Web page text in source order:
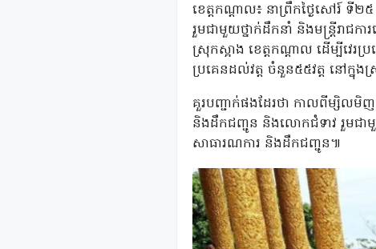
ខេត្តកណ្តាល៖ នាព្រឹកថ្ងៃសៅរ៍ ទី
រួមជាមួយថ្នាក់ដឹកនាំ និងមន្ត្រីរាជក
ស្រុកស្អាង ខេត្តកណ្តាល ដើម្បីវេ
ប្រគេនដល់វត្ត ចំនួន៥៥វត្ត នៅក្នុ
គួរបញ្ជាក់ផងដែរថា កាលពីម្សិលមិ
និងដឹកជញ្ជូន និងលោកជំទាវ រួមជាមួ
សាធារណការ និងដឹកជញ្ជូន៕